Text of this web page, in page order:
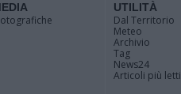
UTILITÀ
Dal Territorio
Meteo
Archivio
Tag
News24
Articoli più letti